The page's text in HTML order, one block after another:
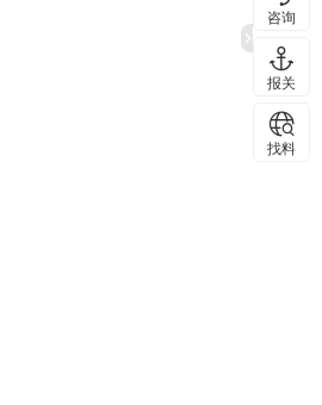
咨询
报关
找料